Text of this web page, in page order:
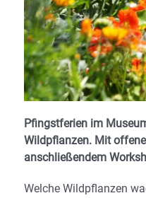
Pfingstferien im
Wildpflanzen. Mit
anschließendem
Welche Wildpflanzen